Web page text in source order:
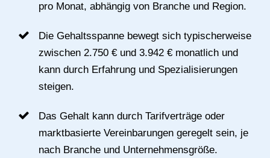
pro Monat, abhängig von Branche und Region.
Die Gehaltsspanne bewegt sich typischerweise
zwischen 2.750 € und 3.942 € monatlich und
kann durch Erfahrung und Spezialisierungen
steigen.
Das Gehalt kann durch Tarifverträge oder
marktbasierte Vereinbarungen geregelt sein, je
nach Branche und Unternehmensgröße.